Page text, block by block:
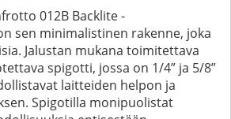
012B Backlite -
sen minimalistinen rakenne, joka
Jalustan mukana toimitettava
spigotti, jossa on 1/4” ja 5/8”
laitteiden helpon ja
Spigotilla monipuolistat